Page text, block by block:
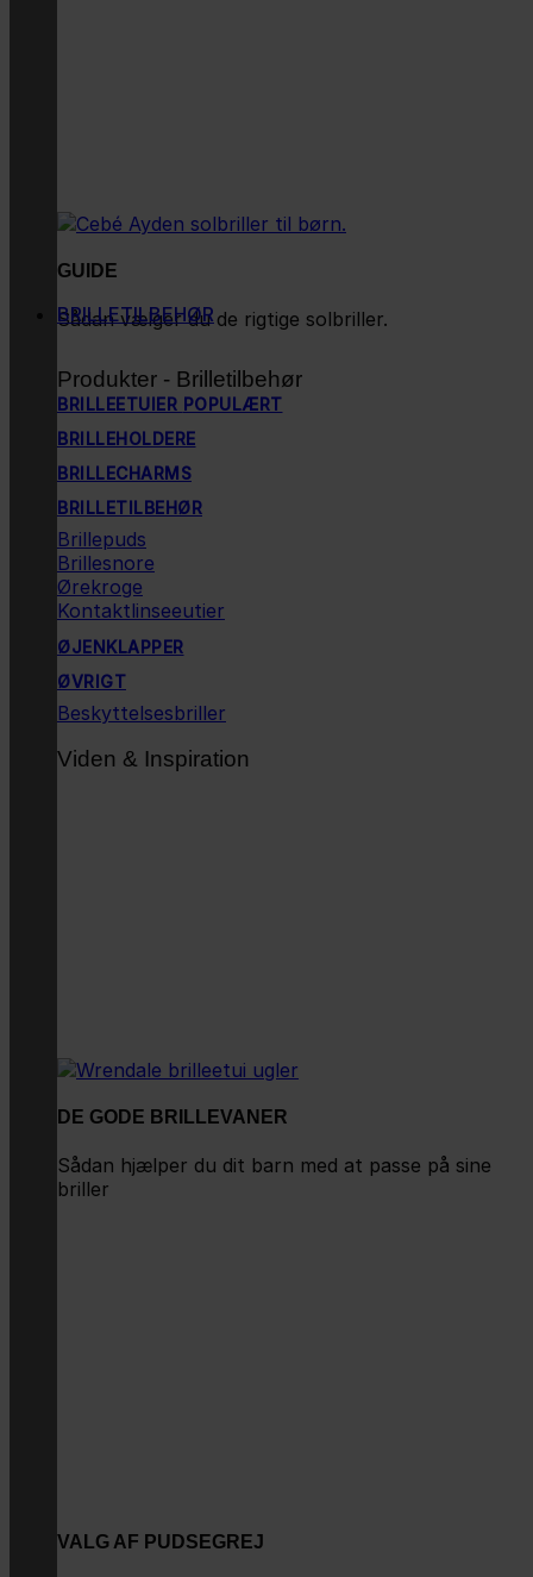
GUIDE
Sådan vælger du de rigtige solbriller.
BRILLETILBEHØR
Produkter - Brilletilbehør
BRILLEETUIER
BRILLEHOLDERE
BRILLECHARMS
BRILLETILBEHØR
Brillepuds
Brillesnore
Ørekroge
Kontaktlinseeutier
ØJENKLAPPER
ØVRIGT
Beskyttelsesbriller
Viden & Inspiration
DE GODE BRILLEVANER
Sådan hjælper du dit barn med at passe på sine
briller
VALG AF PUDSEGREJ